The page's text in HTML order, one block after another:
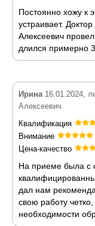
Постоянно хожу к
устраивает.
Алексеевич
длился примерно
Ирина16.01.2024,
Алексеевич
Квалификация
Внимание
Цена-качество
На приеме была с
дал нам
свою работу
необходимости